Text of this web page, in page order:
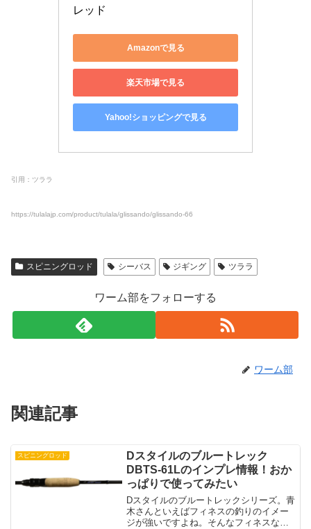
レッド
Amazonで見る
楽天市場で見る
Yahoo!ショッピングで見る
引用：ツララ
https://tulalajp.com/product/tulala/glissando/glissando-66
スピニングロッド シーバス ジギング ツララ
ワーム部をフォローする
ワーム部
関連記事
スピニングロッド
Dスタイルのブルートレック
DBTS-61Lのインプレ情報！おか
っぱりで使ってみたい
Dスタイルのブルートレックシリーズ。青
木さんといえばフィネスの釣りのイメー
ジが強いですよね。そんなフィネスな釣